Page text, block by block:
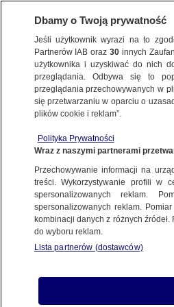
KULTURA I STYL
superprodukcji.
13.07.2025, 10:45
Posłuchaj artykułu
Czyta lektor AI
Dbamy o Twoją prywatność
Jeśli użytkownik wyrazi na to
Partnerów IAB oraz30 innych
użytkownika i uzyskiwać do nich
przeglądania. Odbywa się to
przeglądania przechowywanych w
się przetwarzaniu w oparciu o
plików cookie i reklam”.
Polityka Prywatności
Wraz z naszymi partnerami
Przechowywanie informacji na
treści. Wykorzystywanie profili w
spersonalizowanych reklam.
spersonalizowanych reklam.
kombinacji danych z różnych
do wyboru reklam.
Lista partnerów (dostawców)